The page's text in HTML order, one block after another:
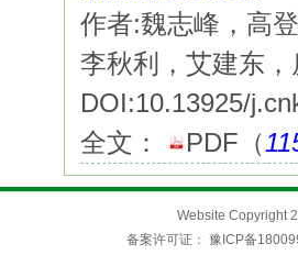
作者:魏志峰，高
李秋利，艾建东
DOI:10.13925/
全文：
PDF （
Website Copyright
备案许可证： 豫ICP备